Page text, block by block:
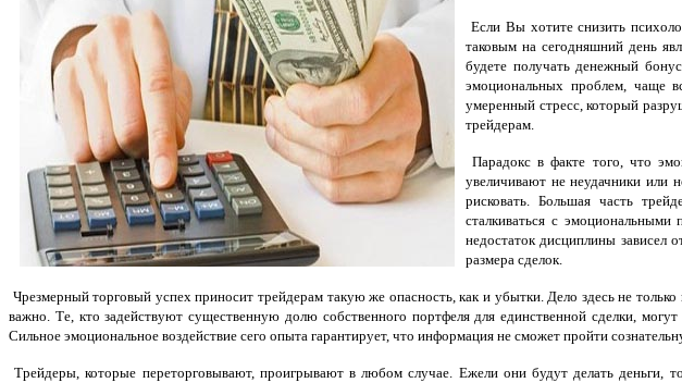
Если Вы хотите снизить
таковым на сегодняшний день
будете получать денежный
эмоциональных проблем, чаще
умеренный стресс, который
трейдерам.
Парадокс в факте того, что
увеличивают не неудачники или
рисковать. Большая часть
сталкиваться с
недостаток дисциплины зависел
размера сделок.
Чрезмерный торговый успех приносит трейдерам такую же опасность, как и убытки. Дело здесь не
важно. Те, кто задействуют существенную долю собственного портфеля для единственной сделки,
Сильное эмоциональное воздействие сего опыта гарантирует, что информация не сможет пройти
Трейдеры, которые переторговывают, проигрывают в любом случае. Ежели они будут делать деньги,